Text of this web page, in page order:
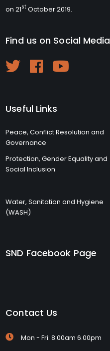
on 21st October 2019.
Find us on Social Media
Useful Links
Peace, Conflict Resolution and
Governance
Protection, Gender Equality and
Social Inclusion
Water, Sanitation and Hygiene
(WASH)
SND Facebook Page
Contact Us
Mon - Fri: 8.00am 6.00pm